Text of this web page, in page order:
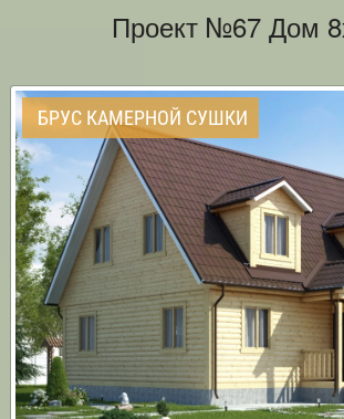
Проект №67 Дом
БРУС КАМЕРНОЙ СУШКИ